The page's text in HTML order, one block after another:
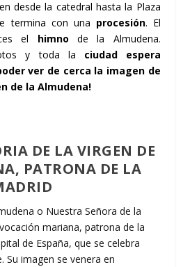
desde la catedral hasta la Plaza
termina con una procesión. El
el himno de la Almudena.
y toda la ciudad espera
ver de cerca la imagen de
de la Almudena!
DE LA VIRGEN DE
PATRONA DE LA
o Nuestra Señora de la
mariana, patrona de la
de España, que se celebra
Su imagen se venera en